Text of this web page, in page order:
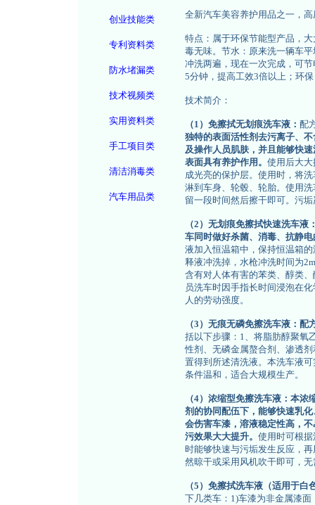
创业技能类
专利资料类
防水堵漏类
技术视频类
实用资料类
手工项目类
清洁消毒类
汽车用品类
全新汽车美容养护用品之一，
特点：属于环保节能型产品，
毒无味。节水：原来洗一辆车
冲洗两遍，现在一次完成，可
5分钟，提高工效3倍以上；环
技术简介：
（1）免擦拭无划痕洗车液： 配
独特的表面活性剂去污离子、
及操作人员肌肤，并且能够快
表面具有养护作用。 使用后大
成光亮的保护层。使用时，将
淋到车身、轮毂、轮胎。使用
留一段时间然后擦干即可。污
（2）无划痕免擦拭快速洗车
车同时做好杀菌、消毒、抗静
液加入恒温箱中，保持恒温箱
释液冲洗掉，水枪冲洗时间为
含有对人体有害的苯类、醇类
员洗车时因手指长时间浸泡在
人的劳动强度。
（3）无痕无磷免擦洗车液：
括以下步骤：1、将脂肪醇聚氧
性剂、无磷金属螯合剂、渗透
置得到所述清洗液。本洗车液
条件温和，适合大规模生产。
（4）浓缩型免擦洗车液：本
剂的协同配伍下，能够快速乳
会伤害车漆，溶液稳定性高，
污效果大大提升。 使用时可根
时能够快速与污垢发生反应，
然晾干或采用风机吹干即可，
（5）免擦拭洗车液（适用于白
下几类车：1)车漆为非金属漆